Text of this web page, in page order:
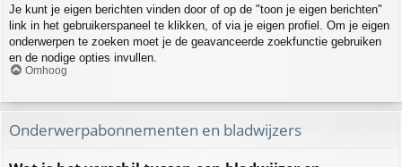
Je kunt je eigen berichten vinden door of op de "toon je eigen berichten"
link in het gebruikerspaneel te klikken, of via je eigen profiel. Om je eigen
onderwerpen te zoeken moet je de geavanceerde zoekfunctie gebruiken
en de nodige opties invullen.
Omhoog
Onderwerpabonnementen en bladwijzers